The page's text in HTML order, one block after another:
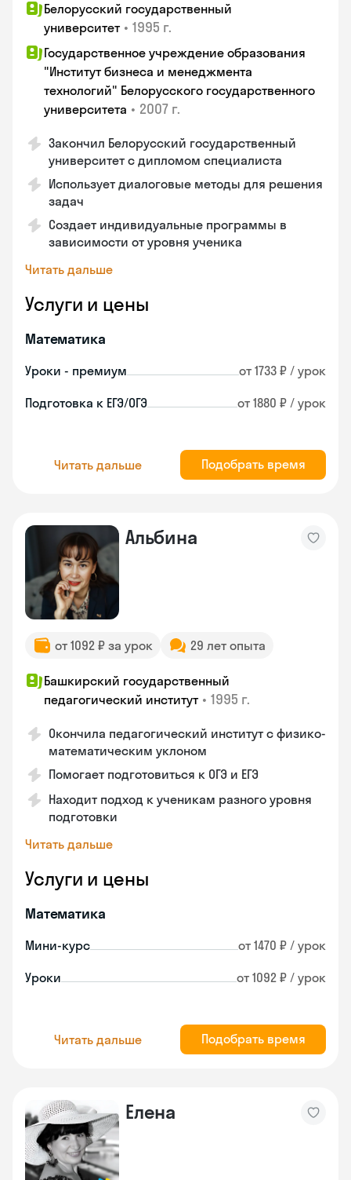
Белорусский государственный
университет • 1995 г.
Государственное учреждение образования
"Институт бизнеса и менеджмента
технологий" Белорусского государственного
университета • 2007 г.
Закончил Белорусский государственный
университет с дипломом специалиста
Использует диалоговые методы для решения
задач
Создает индивидуальные программы в
зависимости от уровня ученика
Читать дальше
Услуги и цены
Математика
Уроки - премиум от 1733 ₽ / урок
Подготовка к ЕГЭ/ОГЭ от 1880 ₽ / урок
Читать дальше Подобрать время
Альбина
от 1092 ₽ за урок 29 лет опыта
Башкирский государственный
педагогический институт • 1995 г.
Окончила педагогический институт с физико-
математическим уклоном
Помогает подготовиться к ОГЭ и ЕГЭ
Находит подход к ученикам разного уровня
подготовки
Читать дальше
Услуги и цены
Математика
Мини-курс от 1470 ₽ / урок
Уроки от 1092 ₽ / урок
Читать дальше Подобрать время
Елена